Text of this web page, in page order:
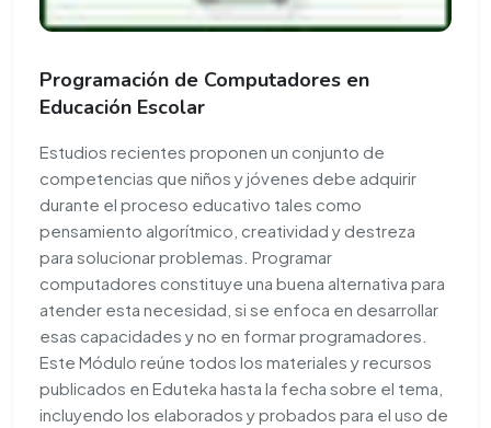
Programación de Computadores en
Educación Escolar
Estudios recientes proponen un conjunto de
competencias que niños y jóvenes debe adquirir
durante el proceso educativo tales como
pensamiento algorítmico, creatividad y destreza
para solucionar problemas. Programar
computadores constituye una buena alternativa para
atender esta necesidad, si se enfoca en desarrollar
esas capacidades y no en formar programadores.
Este Módulo reúne todos los materiales y recursos
publicados en Eduteka hasta la fecha sobre el tema,
incluyendo los elaborados y probados para el uso de